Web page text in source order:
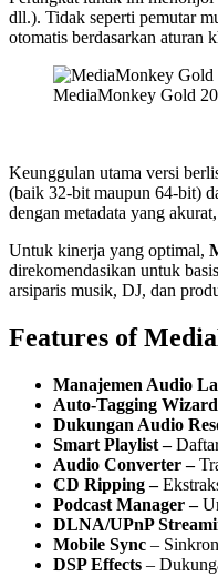
dll.). Tidak seperti pemutar
otomatis berdasarkan aturan
MediaMonkey Gold
Keunggulan utama versi
(baik 32-bit maupun 64-bit)
dengan metadata yang
Untuk kinerja yang optimal,
direkomendasikan untuk
arsiparis musik, DJ, dan
Features of
Manajemen Audio
Auto-Tagging Wizard
Dukungan Audio
Smart Playlist –
Audio Converter –
CD Ripping –
Podcast Manager –
DLNA/UPnP
Mobile Sync –
DSP Effects –